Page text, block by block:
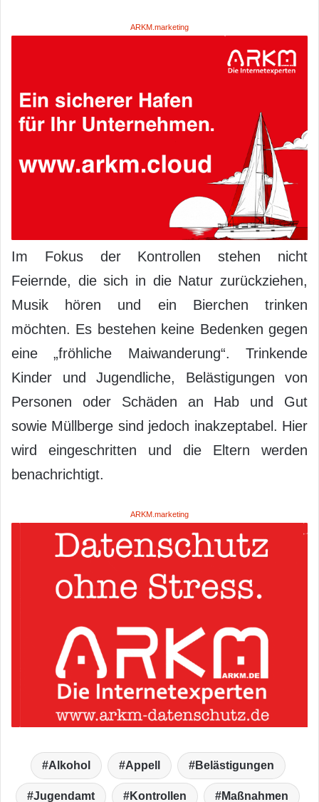
ARKM.marketing
Im Fokus der Kontrollen stehen nicht
Feiernde, die sich in die Natur zurückziehen,
Musik hören und ein Bierchen trinken
möchten. Es bestehen keine Bedenken gegen
eine „fröhliche Maiwanderung“. Trinkende
Kinder und Jugendliche, Belästigungen von
Personen oder Schäden an Hab und Gut
sowie Müllberge sind jedoch inakzeptabel. Hier
wird eingeschritten und die Eltern werden
benachrichtigt.
ARKM.marketing
Alkohol Appell Belästigungen
Jugendamt Kontrollen Maßnahmen